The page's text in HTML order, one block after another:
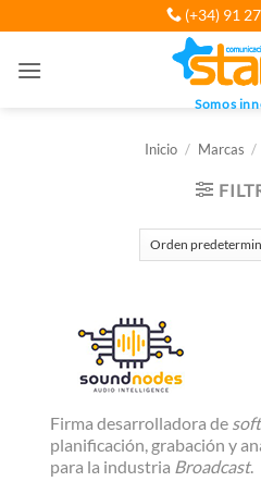
al
(+34) 91
Somos
Inicio / Marcas /
Firma desarrolladora de
planificación, grabación y
para la industria Broadcast.